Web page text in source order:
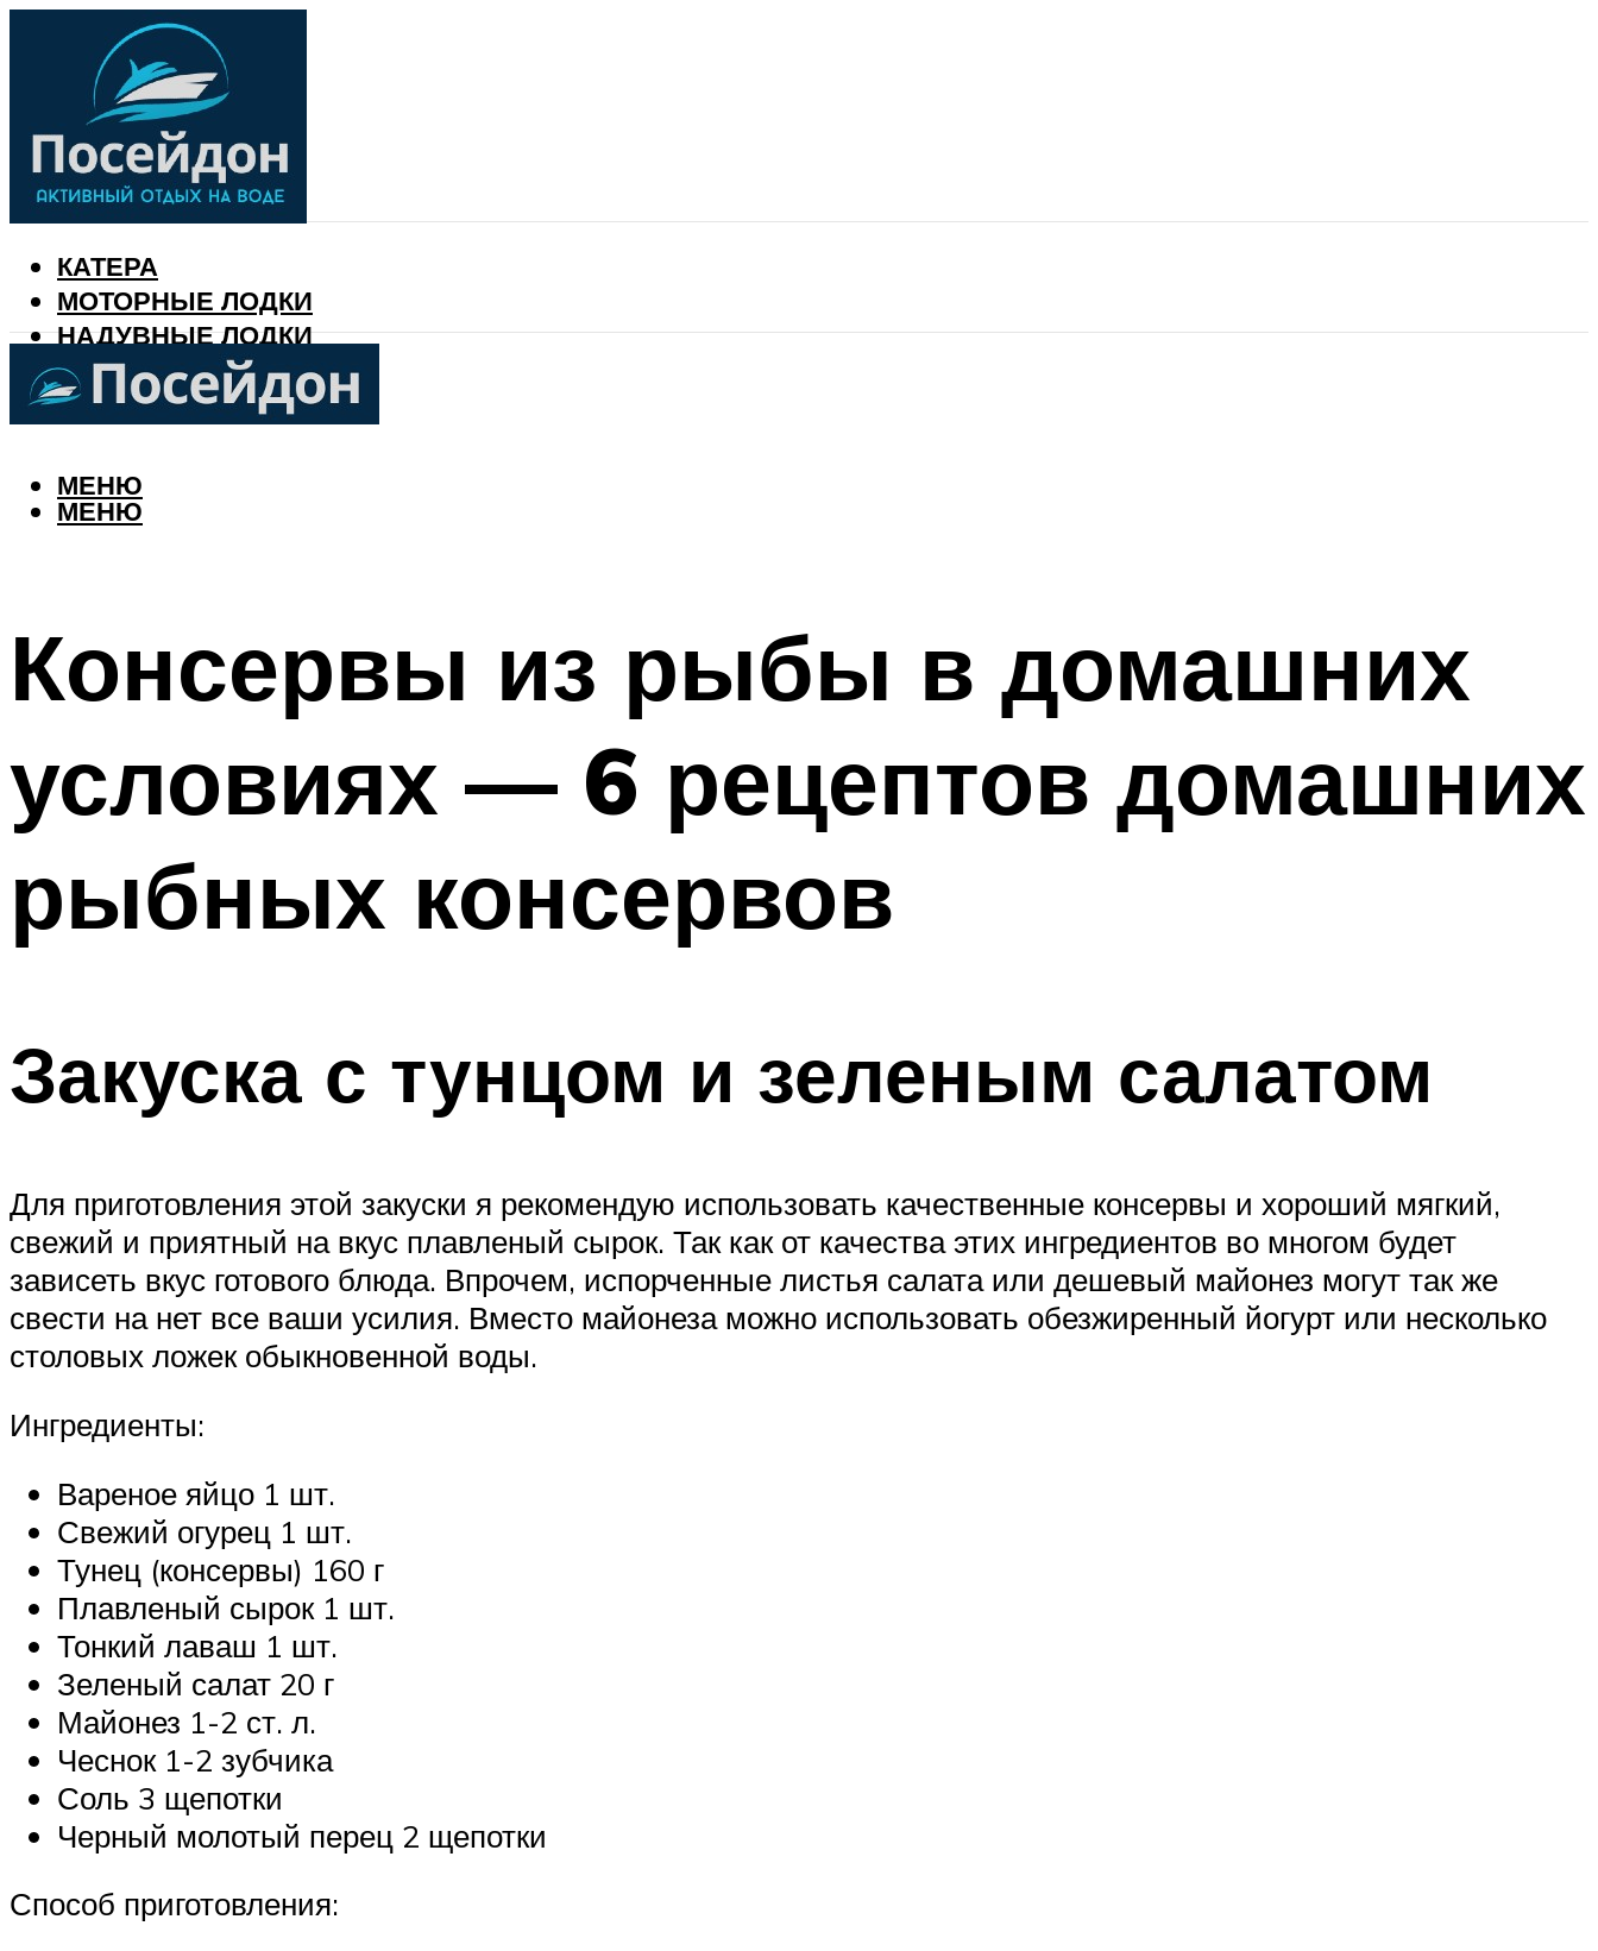
КАТЕРА
МОТОРНЫЕ ЛОДКИ
НАДУВНЫЕ ЛОДКИ
РЫБАЛКА
КАЛЕНДАРЬ РЫБАКА
МЕНЮ
МЕНЮ
Консервы из рыбы в домашних
условиях — 6 рецептов домашних
рыбных консервов
Закуска с тунцом и зеленым салатом
Для приготовления этой закуски я рекомендую использовать качественные консервы и хороший мягкий,
свежий и приятный на вкус плавленый сырок. Так как от качества этих ингредиентов во многом будет
зависеть вкус готового блюда. Впрочем, испорченные листья салата или дешевый майонез могут так же
свести на нет все ваши усилия. Вместо майонеза можно использовать обезжиренный йогурт или несколько
столовых ложек обыкновенной воды.
Ингредиенты:
Вареное яйцо 1 шт.
Свежий огурец 1 шт.
Тунец (консервы) 160 г
Плавленый сырок 1 шт.
Тонкий лаваш 1 шт.
Зеленый салат 20 г
Майонез 1-2 ст. л.
Чеснок 1-2 зубчика
Соль 3 щепотки
Черный молотый перец 2 щепотки
Способ приготовления: